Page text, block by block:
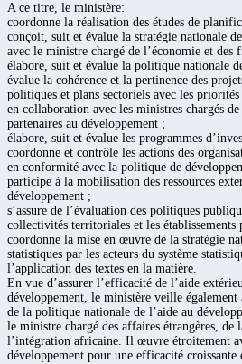
A ce titre, le ministère:
coordonne la réalisation des études de
conçoit, suit et évalue la stratégie nationale
avec le ministre chargé de l’économie et des
élabore, suit et évalue la politique nationale
évalue la cohérence et la pertinence des
politiques et plans sectoriels avec les
en collaboration avec les ministres chargés
partenaires au développement ;
élabore, suit et évalue les programmes
coordonne et contrôle les actions des
en conformité avec la politique de
participe à la mobilisation des ressources
développement ;
s’assure de l’évaluation des politiques
collectivités territoriales et les établissements
coordonne la mise en œuvre de la stratégie
statistiques par les acteurs du système
l’application des textes en la matière.
En vue d’assurer l’efficacité de l’aide
développement, le ministère veille
de la politique nationale de l’aide au
le ministre chargé des affaires étrangères, de
l’intégration africaine. Il œuvre étroitement
développement pour une efficacité croissante